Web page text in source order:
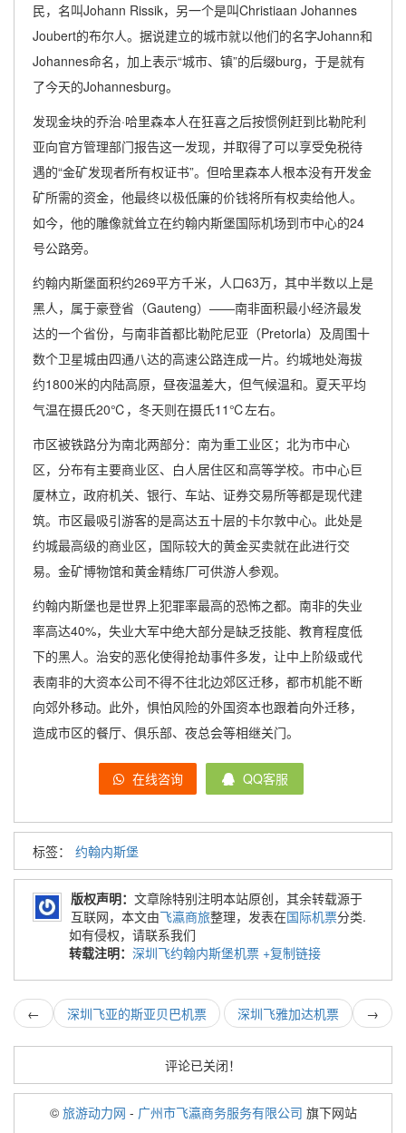
民，名叫Johann Rissik，另一个是叫Christiaan Johannes
Joubert的布尔人。据说建立的城市就以他们的名字Johann和
Johannes命名，加上表示“城市、镇”的后缀burg，于是就有
了今天的Johannesburg。
发现金块的乔治·哈里森本人在狂喜之后按惯例赶到比勒陀利
亚向官方管理部门报告这一发现，并取得了可以享受免税待
遇的“金矿发现者所有权证书”。但哈里森本人根本没有开发金
矿所需的资金，他最终以极低廉的价钱将所有权卖给他人。
如今，他的雕像就耸立在约翰内斯堡国际机场到市中心的24
号公路旁。
约翰内斯堡面积约269平方千米，人口63万，其中半数以上是
黑人，属于豪登省（Gauteng）——南非面积最小经济最发
达的一个省份，与南非首都比勒陀尼亚（Pretorla）及周围十
数个卫星城由四通八达的高速公路连成一片。约城地处海拔
约1800米的内陆高原，昼夜温差大，但气候温和。夏天平均
气温在摄氏20℃，冬天则在摄氏11℃左右。
市区被铁路分为南北两部分：南为重工业区；北为市中心
区，分布有主要商业区、白人居住区和高等学校。市中心巨
厦林立，政府机关、银行、车站、证券交易所等都是现代建
筑。市区最吸引游客的是高达五十层的卡尔敦中心。此处是
约城最高级的商业区，国际较大的黄金买卖就在此进行交
易。金矿博物馆和黄金精练厂可供游人参观。
约翰内斯堡也是世界上犯罪率最高的恐怖之都。南非的失业
率高达40%，失业大军中绝大部分是缺乏技能、教育程度低
下的黑人。治安的恶化使得抢劫事件多发，让中上阶级或代
表南非的大资本公司不得不往北边郊区迁移，都市机能不断
向郊外移动。此外，惧怕风险的外国资本也跟着向外迁移，
造成市区的餐厅、俱乐部、夜总会等相继关门。
在线咨询 QQ客服
标签： 约翰内斯堡
版权声明： 文章除特别注明本站原创，其余转载源于
互联网，本文由飞瀛商旅整理，发表在国际机票分类.
如有侵权，请联系我们
转载注明： 深圳飞约翰内斯堡机票 +复制链接
← 深圳飞亚的斯亚贝巴机票 →
深圳飞雅加达机票
评论已关闭！
© 旅游动力网 - 广州市飞瀛商务服务有限公司 旗下网站